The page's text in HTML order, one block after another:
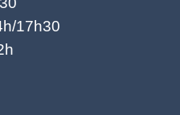
17h30